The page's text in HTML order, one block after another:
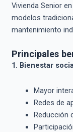
Vivienda Senior
modelos
mantenimiento
Principales
1. Bienestar
Mayor
Redes de
Reducción